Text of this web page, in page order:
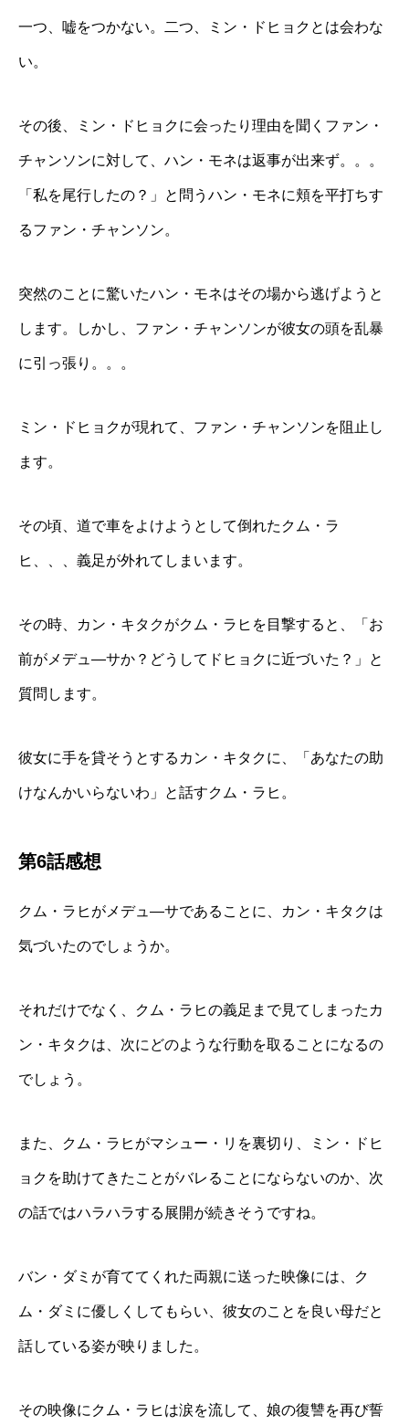
一つ、嘘をつかない。二つ、ミン・ドヒョクとは会わな
い。
その後、ミン・ドヒョクに会ったり理由を聞くファン・
チャンソンに対して、ハン・モネは返事が出来ず。。。
「私を尾行したの？」と問うハン・モネに頬を平打ちす
るファン・チャンソン。
突然のことに驚いたハン・モネはその場から逃げようと
します。しかし、ファン・チャンソンが彼女の頭を乱暴
に引っ張り。。。
ミン・ドヒョクが現れて、ファン・チャンソンを阻止し
ます。
その頃、道で車をよけようとして倒れたクム・ラ
ヒ、、、義足が外れてしまいます。
その時、カン・キタクがクム・ラヒを目撃すると、「お
前がメデュ―サか？どうしてドヒョクに近づいた？」と
質問します。
彼女に手を貸そうとするカン・キタクに、「あなたの助
けなんかいらないわ」と話すクム・ラヒ。
第6話感想
クム・ラヒがメデュ―サであることに、カン・キタクは
気づいたのでしょうか。
それだけでなく、クム・ラヒの義足まで見てしまったカ
ン・キタクは、次にどのような行動を取ることになるの
でしょう。
また、クム・ラヒがマシュー・リを裏切り、ミン・ドヒ
ョクを助けてきたことがバレることにならないのか、次
の話ではハラハラする展開が続きそうですね。
バン・ダミが育ててくれた両親に送った映像には、ク
ム・ダミに優しくしてもらい、彼女のことを良い母だと
話している姿が映りました。
その映像にクム・ラヒは涙を流して、娘の復讐を再び誓